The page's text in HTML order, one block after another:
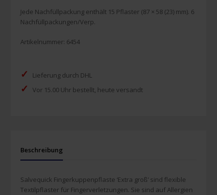
Jede Nachfüllpackung enthält 15 Pflaster (87 × 58 (23) mm). 6
Nachfüllpackungen/Verp.
Artikelnummer: 6454
✓ Lieferung durch DHL
✓ Vor 15.00 Uhr bestellt, heute versandt
Beschreibung
Salvequick Fingerkuppenpflaste ‘Extra groß’ sind flexible
Textilpflaster für Fingerverletzungen. Sie sind auf Allergien